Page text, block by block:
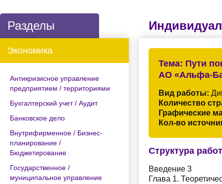
Разделы
Экономика
Антикризисное управление
предприятием / территориями
Бухгалтерский учет / Аудит
Банковское дело
Внутрифирменное / Бизнес-
планирование /
Бюджетирование
Государственное /
муниципальное управление
Тема: Пути
АО «Альфа-
Вид работы:
Количество
Графические
Кол-во
Структура
Введение 3
Глава 1.